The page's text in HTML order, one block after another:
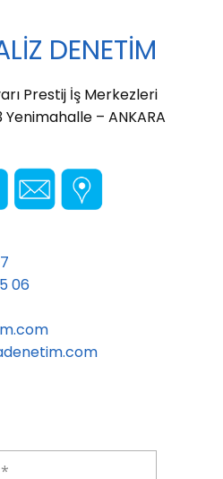
DENETİM
Prestij İş Merkezleri
Yenimahalle – ANKARA
06